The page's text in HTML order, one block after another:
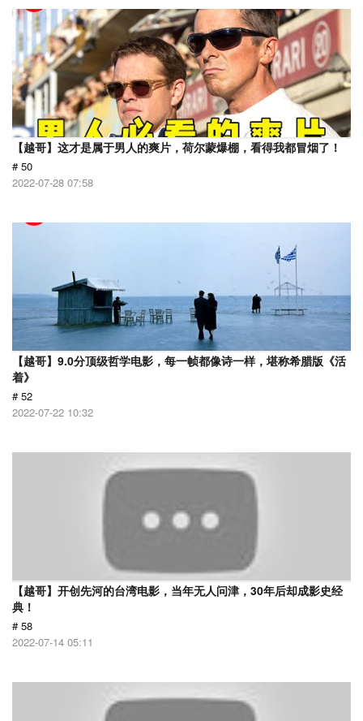
【越哥】这才是属于男人的爽片，荷尔蒙爆棚，看得我都冒烟了！
# 50
2022-07-28 07:58
【越哥】9.0分顶级哲学电影，每一帧都像诗一样，堪称希腊版《活
着》
# 52
2022-07-22 10:32
【越哥】开创先河的台湾电影，当年无人问津，30年后却成影史经
典！
# 58
2022-07-14 05:11